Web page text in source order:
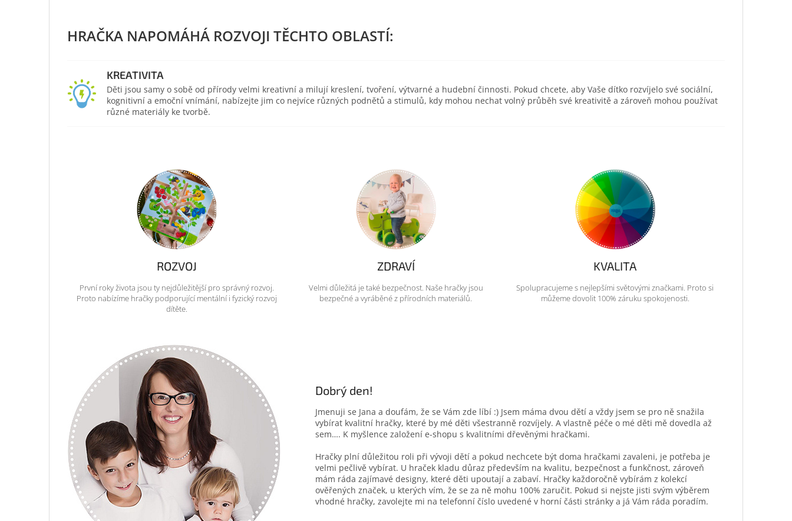
KREATIVITA
Děti jsou samy o sobě od přírody velmi kreativní a milují kreslení, tvoření, výtvarné a hudební činnosti. Pokud chcete, aby Vaše dítko rozvíjelo své sociální,
kognitivní a emoční vnímání, nabízejte jim co nejvíce různých podnětů a stimulů, kdy mohou nechat volný průběh své kreativitě a zároveň mohou používat
různé materiály ke tvorbě.
ROZVOJ
První roky života jsou ty nejdůležitější pro správný rozvoj.
Proto nabízíme hračky podporující mentální i fyzický rozvoj
dítěte.
ZDRAVÍ
Velmi důležitá je také bezpečnost. Naše hračky jsou
bezpečné a vyráběné z přírodních materiálů.
KVALITA
Spolupracujeme s nejlepšími světovými značkami. Proto si
můžeme dovolit 100% záruku spokojenosti.
Dobrý den!
Jmenuji se Jana a doufám, že se Vám zde líbí :) Jsem máma dvou dětí a vždy jsem se pro ně snažila
vybírat kvalitní hračky, které by mé děti všestranně rozvíjely. A vlastně péče o mé děti mě dovedla až
sem…. K myšlence založení e-shopu s kvalitními dřevěnými hračkami.
Hračky plní důležitou roli při vývoji dětí a pokud nechcete být doma hračkami zavaleni, je potřeba je
velmi pečlivě vybírat. U hraček kladu důraz především na kvalitu, bezpečnost a funkčnost, zároveň
mám ráda zajímavé designy, které děti upoutají a zabaví. Hračky každoročně vybírám z kolekcí
ověřených značek, u kterých vím, že se za ně mohu 100% zaručit. Pokud si nejste jisti svým výběrem
vhodné hračky, zavolejte mi na telefonní číslo uvedené v horní části stránky a já Vám ráda poradím.